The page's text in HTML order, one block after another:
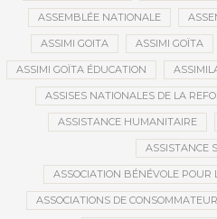
ASSEMBLÉE NATIONALE
ASSIMI GOITA ASSIMI GOÏTA
ASSIMI GOÏTA ÉDUCATION
ASSISES NATIONALES DE LA
ASSISTANCE HUMANITAIRE
ASSISTANCE
ASSOCIATION BÉNÉVOLE POUR
ASSOCIATIONS DE